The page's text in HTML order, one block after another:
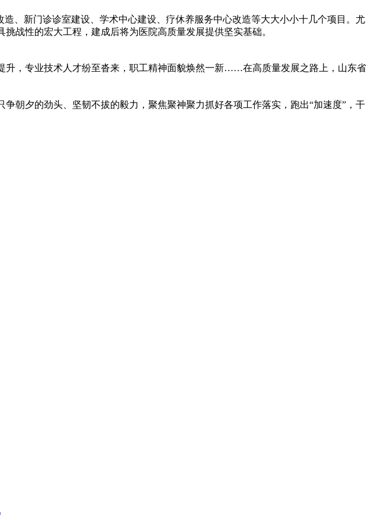
、新门诊诊室建设、学术中心建设、疗休养服务中心改造等大大小小十几个项目。尤
战性的宏大工程，建成后将为医院高质量发展提供坚实基础。
升，专业技术人才纷至沓来，职工精神面貌焕然一新……在高质量发展之路上，山东省
朝夕的劲头、坚韧不拔的毅力，聚焦聚神聚力抓好各项工作落实，跑出“加速度”，干